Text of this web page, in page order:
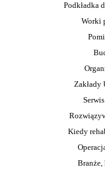
Podkładka
Worki
Zakłady
Kiedy
Branże,